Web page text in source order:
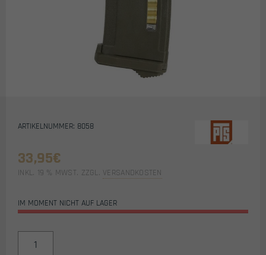
ARTIKELNUMMER: 8058
33,95€
INKL. 19 % MWST. ZZGL. VERSANDKOSTEN
IM MOMENT NICHT AUF LAGER
ENHANCED